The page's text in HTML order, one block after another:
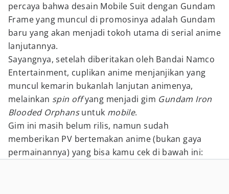
percaya bahwa desain Mobile Suit dengan Gundam
Frame yang muncul di promosinya adalah Gundam
baru yang akan menjadi tokoh utama di serial anime
lanjutannya.
Sayangnya, setelah diberitakan oleh Bandai Namco
Entertainment, cuplikan anime menjanjikan yang
muncul kemarin bukanlah lanjutan animenya,
melainkan spin offyang menjadi gim Gundam Iron
Blooded Orphansuntuk mobile.
Gim ini masih belum rilis, namun sudah
memberikan PV bertemakan anime (bukan gaya
permainannya) yang bisa kamu cek di bawah ini: